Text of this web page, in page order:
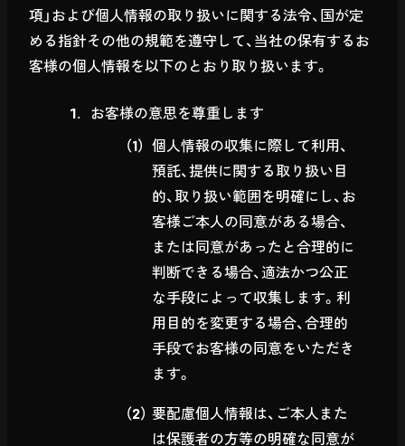
項」および個人情報の取り扱いに関する法令、国が定
める指針その他の規範を遵守して、当社の保有するお
客様の個人情報を以下のとおり取り扱います。
お客様の意思を尊重します
個人情報の収集に際して利用、
預託、提供に関する取り扱い目
的、取り扱い範囲を明確にし、お
客様ご本人の同意がある場合、
または同意があったと合理的に
判断できる場合、適法かつ公正
な手段によって収集します。利
用目的を変更する場合、合理的
手段でお客様の同意をいただき
ます。
要配慮個人情報は、ご本人また
は保護者の方等の明確な同意が